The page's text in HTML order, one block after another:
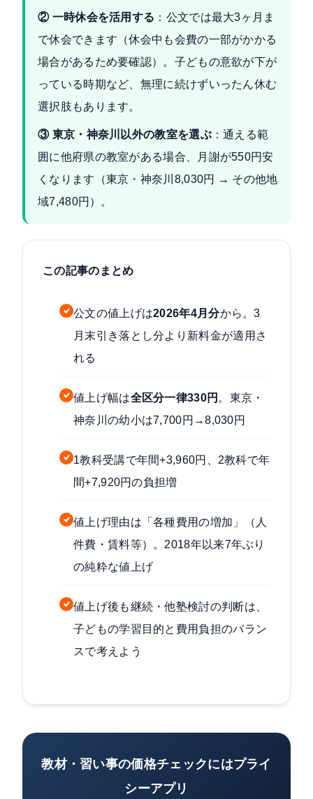
② 一時休会を活用する ：公文では最大3ヶ月ま
で休会できます（休会中も会費の一部がかかる
場合があるため要確認）。子どもの意欲が下が
っている時期など、無理に続けずいったん休む
選択肢もあります。
③ 東京・神奈川以外の教室を選ぶ：通える範
囲に他府県の教室がある場合、月謝が550円安
くなります（東京・神奈川8,030円 → その他地
域7,480円）。
この記事のまとめ
公文の値上げは2026年4月分から。3
月末引き落とし分より新料金が適用さ
れる
値上げ幅は全区分一律330円 。東京・
神奈川の幼小は7,700円→8,030円
1教科受講で年間+3,960円、2教科で年
間+7,920円の負担増
値上げ理由は「各種費用の増加」（人
件費・賃料等）。2018年以来7年ぶり
の純粋な値上げ
値上げ後も継続・他塾検討の判断は、
子どもの学習目的と費用負担のバラン
スで考えよう
教材・習い事の価格チェックにはプライ
シーアプリ